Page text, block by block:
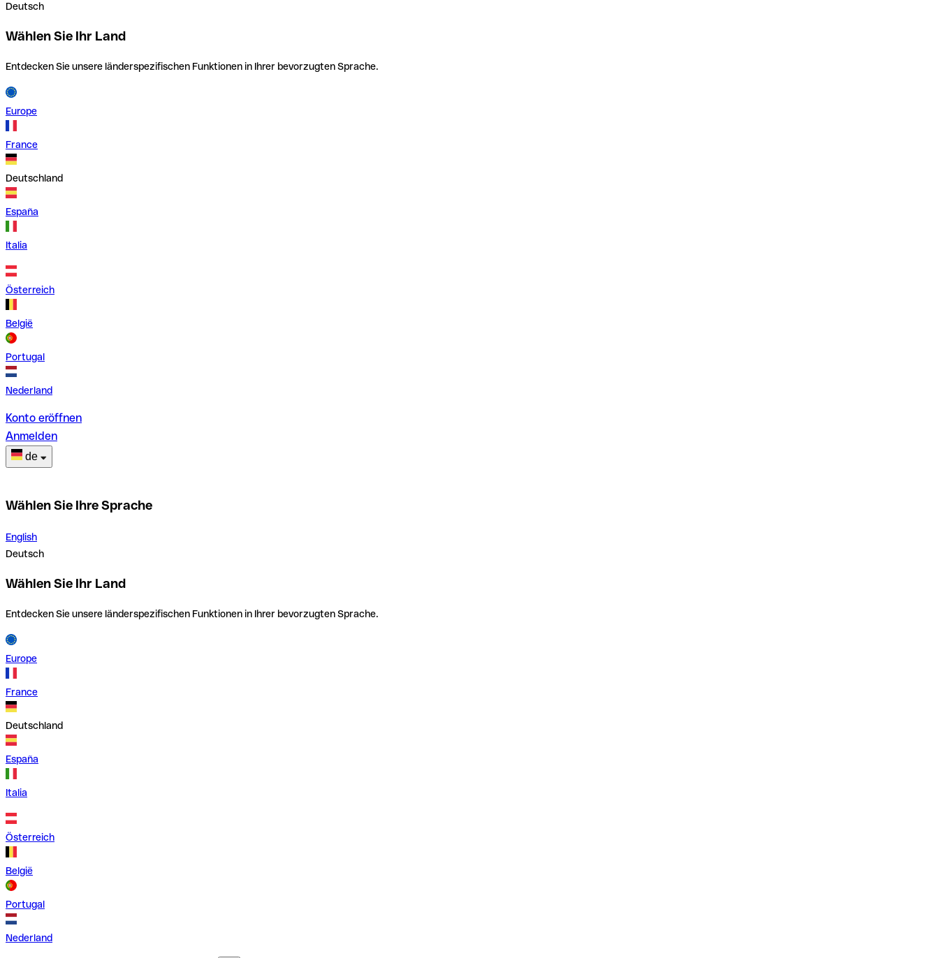
Deutsch
Wählen Sie Ihr Land
Entdecken Sie unsere länderspezifischen Funktionen in Ihrer bevorzugten Sprache.
Europe
France
Deutschland
España
Italia
Österreich
België
Portugal
Nederland
Konto eröffnen
Anmelden
de
Wählen Sie Ihre Sprache
English
Deutsch
Wählen Sie Ihr Land
Entdecken Sie unsere länderspezifischen Funktionen in Ihrer bevorzugten Sprache.
Europe
France
Deutschland
España
Italia
Österreich
België
Portugal
Nederland